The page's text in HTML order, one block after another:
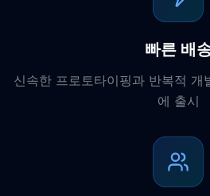
빠른 배
신속한 프로토타이핑과 반복적
에 출시